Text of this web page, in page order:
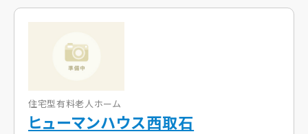
住宅型有料老人ホーム
ヒューマンハウス西取石